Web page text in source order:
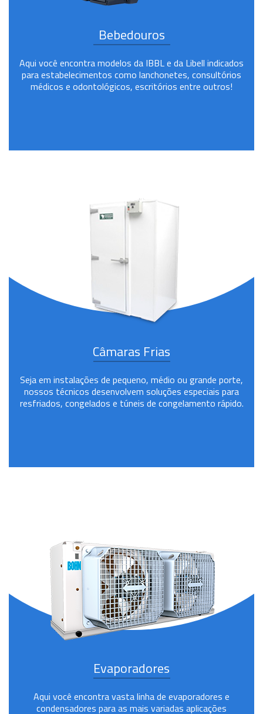
Bebedouros
Aqui você encontra modelos da IBBL e da Libell indicados
para estabelecimentos como lanchonetes, consultórios
médicos e odontológicos, escritórios entre outros!
Câmaras Frias
Seja em instalações de pequeno, médio ou grande porte,
nossos técnicos desenvolvem soluções especiais para
resfriados, congelados e túneis de congelamento rápido.
Evaporadores
Aqui você encontra vasta linha de evaporadores e
condensadores para as mais variadas aplicações